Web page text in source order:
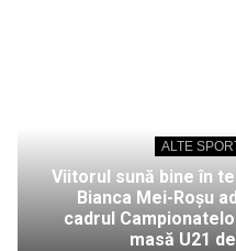
ALTE
Viitorul sună bine în
Bianca Mei-Roșu
cadrul
masă U21